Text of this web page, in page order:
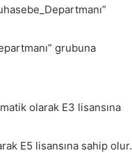
grubuna
olarak E3 lisansına
E5 lisansına sahip olur.